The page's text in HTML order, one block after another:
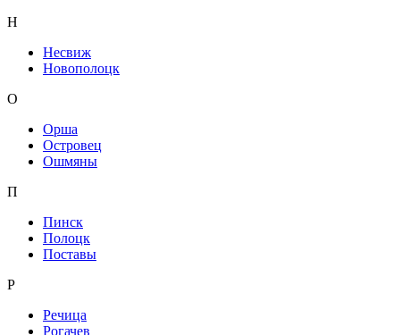
Н
Несвиж
Новополоцк
О
Орша
Островец
Ошмяны
П
Пинск
Полоцк
Поставы
Р
Речица
Рогачев